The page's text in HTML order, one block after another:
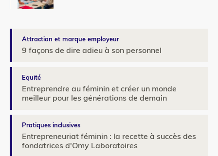
Attraction et marque employeur
9 façons de dire adieu à son personnel
Equité
Entreprendre au féminin et créer un monde
meilleur pour les générations de demain
Pratiques inclusives
Entrepreneuriat féminin : la recette à succès des
fondatrices d'Omy Laboratoires